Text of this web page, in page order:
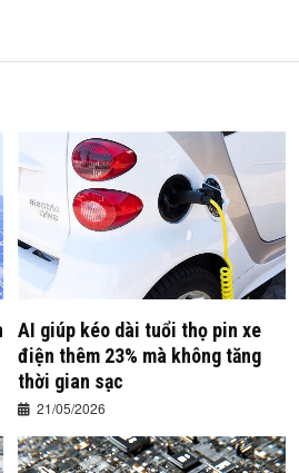
AI giúp kéo dài tuổi thọ pin xe
điện thêm 23% mà không tăng
thời gian sạc
21/05/2026